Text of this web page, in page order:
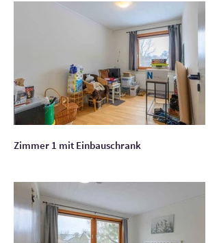
Zimmer 1 mit Einbauschrank